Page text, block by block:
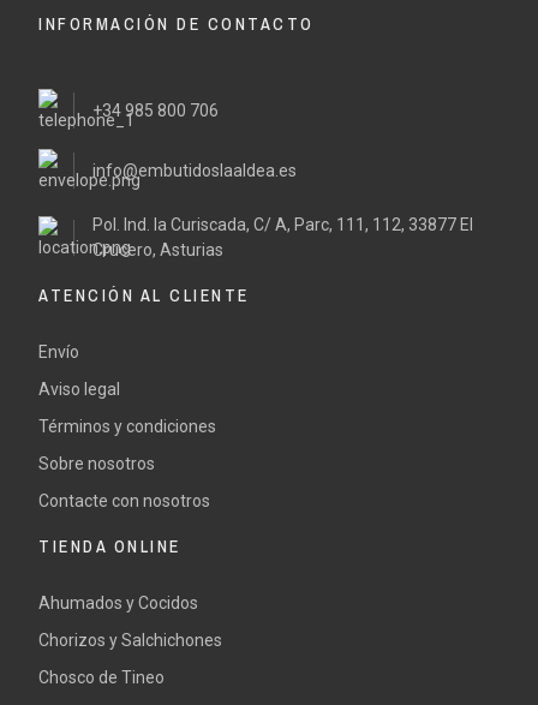
INFORMACIÓN DE CONTACTO
+34 985 800 706
info@embutidoslaaldea.es
Pol. Ind. la Curiscada, C/ A, Parc, 111, 112, 33877 El
Crucero, Asturias
ATENCIÓN AL CLIENTE
Envío
Aviso legal
Términos y condiciones
Sobre nosotros
Contacte con nosotros
TIENDA ONLINE
Ahumados y Cocidos
Chorizos y Salchichones
Chosco de Tineo